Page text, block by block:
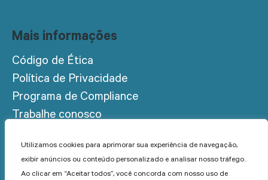
Utilizamos cookies para aprimorar sua experiência de navegação,
exibir anúncios ou conteúdo personalizado e analisar nosso tráfego.
Ao clicar em “Aceitar todos”, você concorda com nosso uso de
Mais informações
Código de Ética
Política de Privacidade
Programa de Compliance
Trabalhe conosco